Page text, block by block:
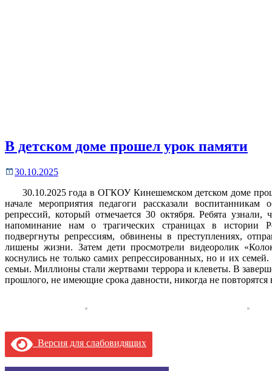
В детском доме прошел урок памяти
30.10.2025
30.10.2025 года в ОГКОУ Кинешемском детском доме
начале мероприятия педагоги рассказали
репрессий, который отмечается 30 октября. Ребята
напоминание нам о трагических страницах в истории
подвергнуты репрессиям, обвинены в преступлениях,
лишены жизни. Затем дети просмотрели видеоролик
коснулись не только самих репрессированных, но и их
семьи. Миллионы стали жертвами террора и клеветы. В
прошлого, не имеющие срока давности, никогда не повторятся
Версия для слабовидящих